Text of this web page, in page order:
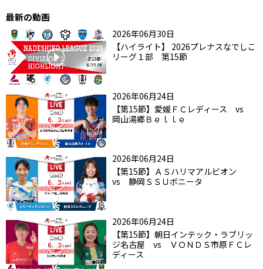
最新の動画
2026年06月30日
【ハイライト】 2026プレナスなでしこ
リーグ１部 第15節
2026年06月24日
【第15節】愛媛ＦＣレディース vs
岡山湯郷Ｂｅｌｌｅ
2026年06月24日
【第15節】ＡＳハリマアルビオン
vs 静岡ＳＳＵボニータ
2026年06月24日
【第15節】朝日インテック・ラブリッ
ジ名古屋 vs ＶＯＮＤＳ市原ＦＣレ
ディース